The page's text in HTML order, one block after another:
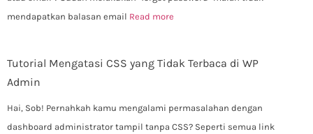
mendapatkan balasan email Read more
Tutorial Mengatasi CSS yang Tidak Terbaca di WP
Admin
Hai, Sob! Pernahkah kamu mengalami permasalahan dengan
dashboard administrator tampil tanpa CSS? Seperti semua link